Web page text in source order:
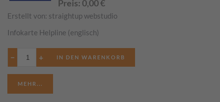
Preis: 0,00€
Erstellt von: straightup webstudio
Infokarte Helpline (englisch)
− +
MEHR...